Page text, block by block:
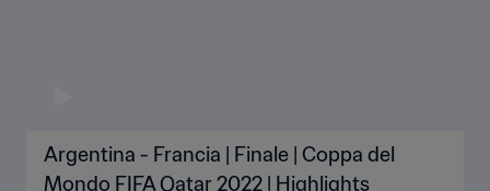
Argentina - Francia | Finale | Coppa del
Mondo FIFA Qatar 2022 | Highlights